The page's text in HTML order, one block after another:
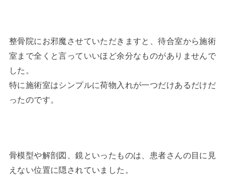
整骨院にお邪魔させていただきますと、待合室から施術
室まで全くと言っていいほど余分なものがありませんで
した。
特に施術室はシンプルに荷物入れが一つだけあるだけだ
ったのです。
骨模型や解剖図、鏡といったものは、患者さんの目に見
えない位置に隠されていました。